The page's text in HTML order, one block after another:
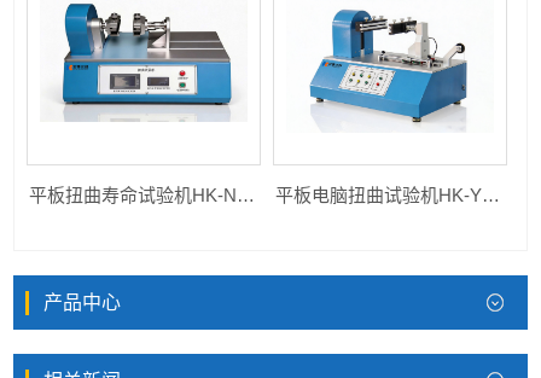
平板扭曲寿命试验机HK-NQ-PB 平板电脑扭曲试验机HK-YY-PP
产品中心